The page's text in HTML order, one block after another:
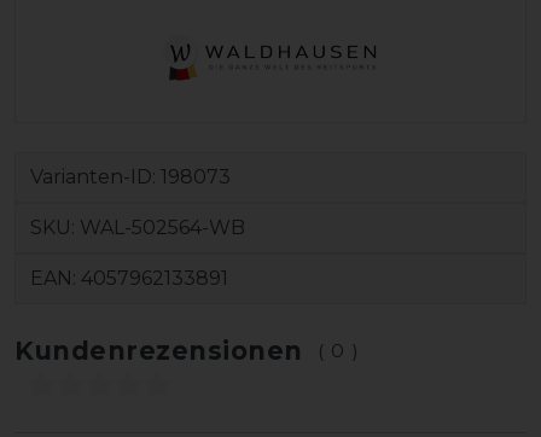
Varianten-ID: 198073
SKU: WAL-502564-WB
EAN: 4057962133891
Kundenrezensionen (0)